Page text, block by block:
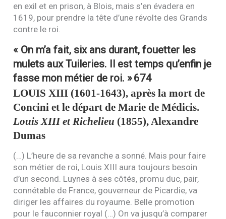
en exil et en prison, à Blois, mais s’en évadera en
1619, pour prendre la tête d’une révolte des Grands
contre le roi.
« On m’a fait, six ans durant, fouetter les
mulets aux Tuileries. Il est temps qu’enfin je
fasse mon métier de roi. »674
LOUIS XIII (1601-1643), après la mort de
Concini et le départ de Marie de Médicis.
Louis XIIIet Richelieu (1855), Alexandre
Dumas
(…) L’heure de sa revanche a sonné. Mais pour faire
son métier de roi, Louis XIII aura toujours besoin
d’un second. Luynes à ses côtés, promu duc, pair,
connétable de France, gouverneur de Picardie, va
diriger les affaires du royaume. Belle promotion
pour le fauconnier royal (…) On va jusqu’à comparer